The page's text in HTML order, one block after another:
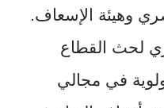
وهيئة الإسعاف.
لحث القطاع
في مجالي